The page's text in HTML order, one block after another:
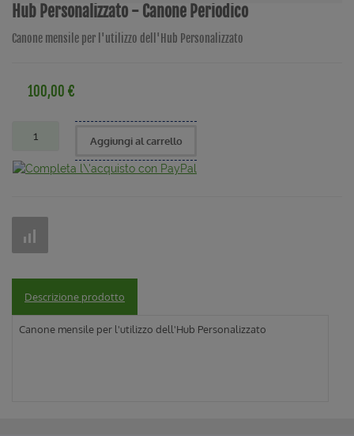
Hub Personalizzato - Canone Periodico
Canone mensile per l'utilizzo dell'Hub Personalizzato
100,00 €
Aggiungi al carrello
Descrizione prodotto
Canone mensile per l'utilizzo dell'Hub Personalizzato